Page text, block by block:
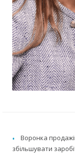
Воронка
збільшувати